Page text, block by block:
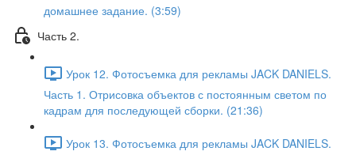
домашнее задание. (3:59)
Часть 2.
Урок 12. Фотосъемка для рекламы JACK DANIELS.
Часть 1. Отрисовка объектов с постоянным светом по
кадрам для последующей сборки. (21:36)
Урок 13. Фотосъемка для рекламы JACK DANIELS.